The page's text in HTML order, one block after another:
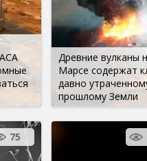
Древние вулканы
Марсе содержат
давно
прошлому Земли
75